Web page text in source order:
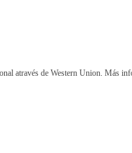
através de Western Union. Más